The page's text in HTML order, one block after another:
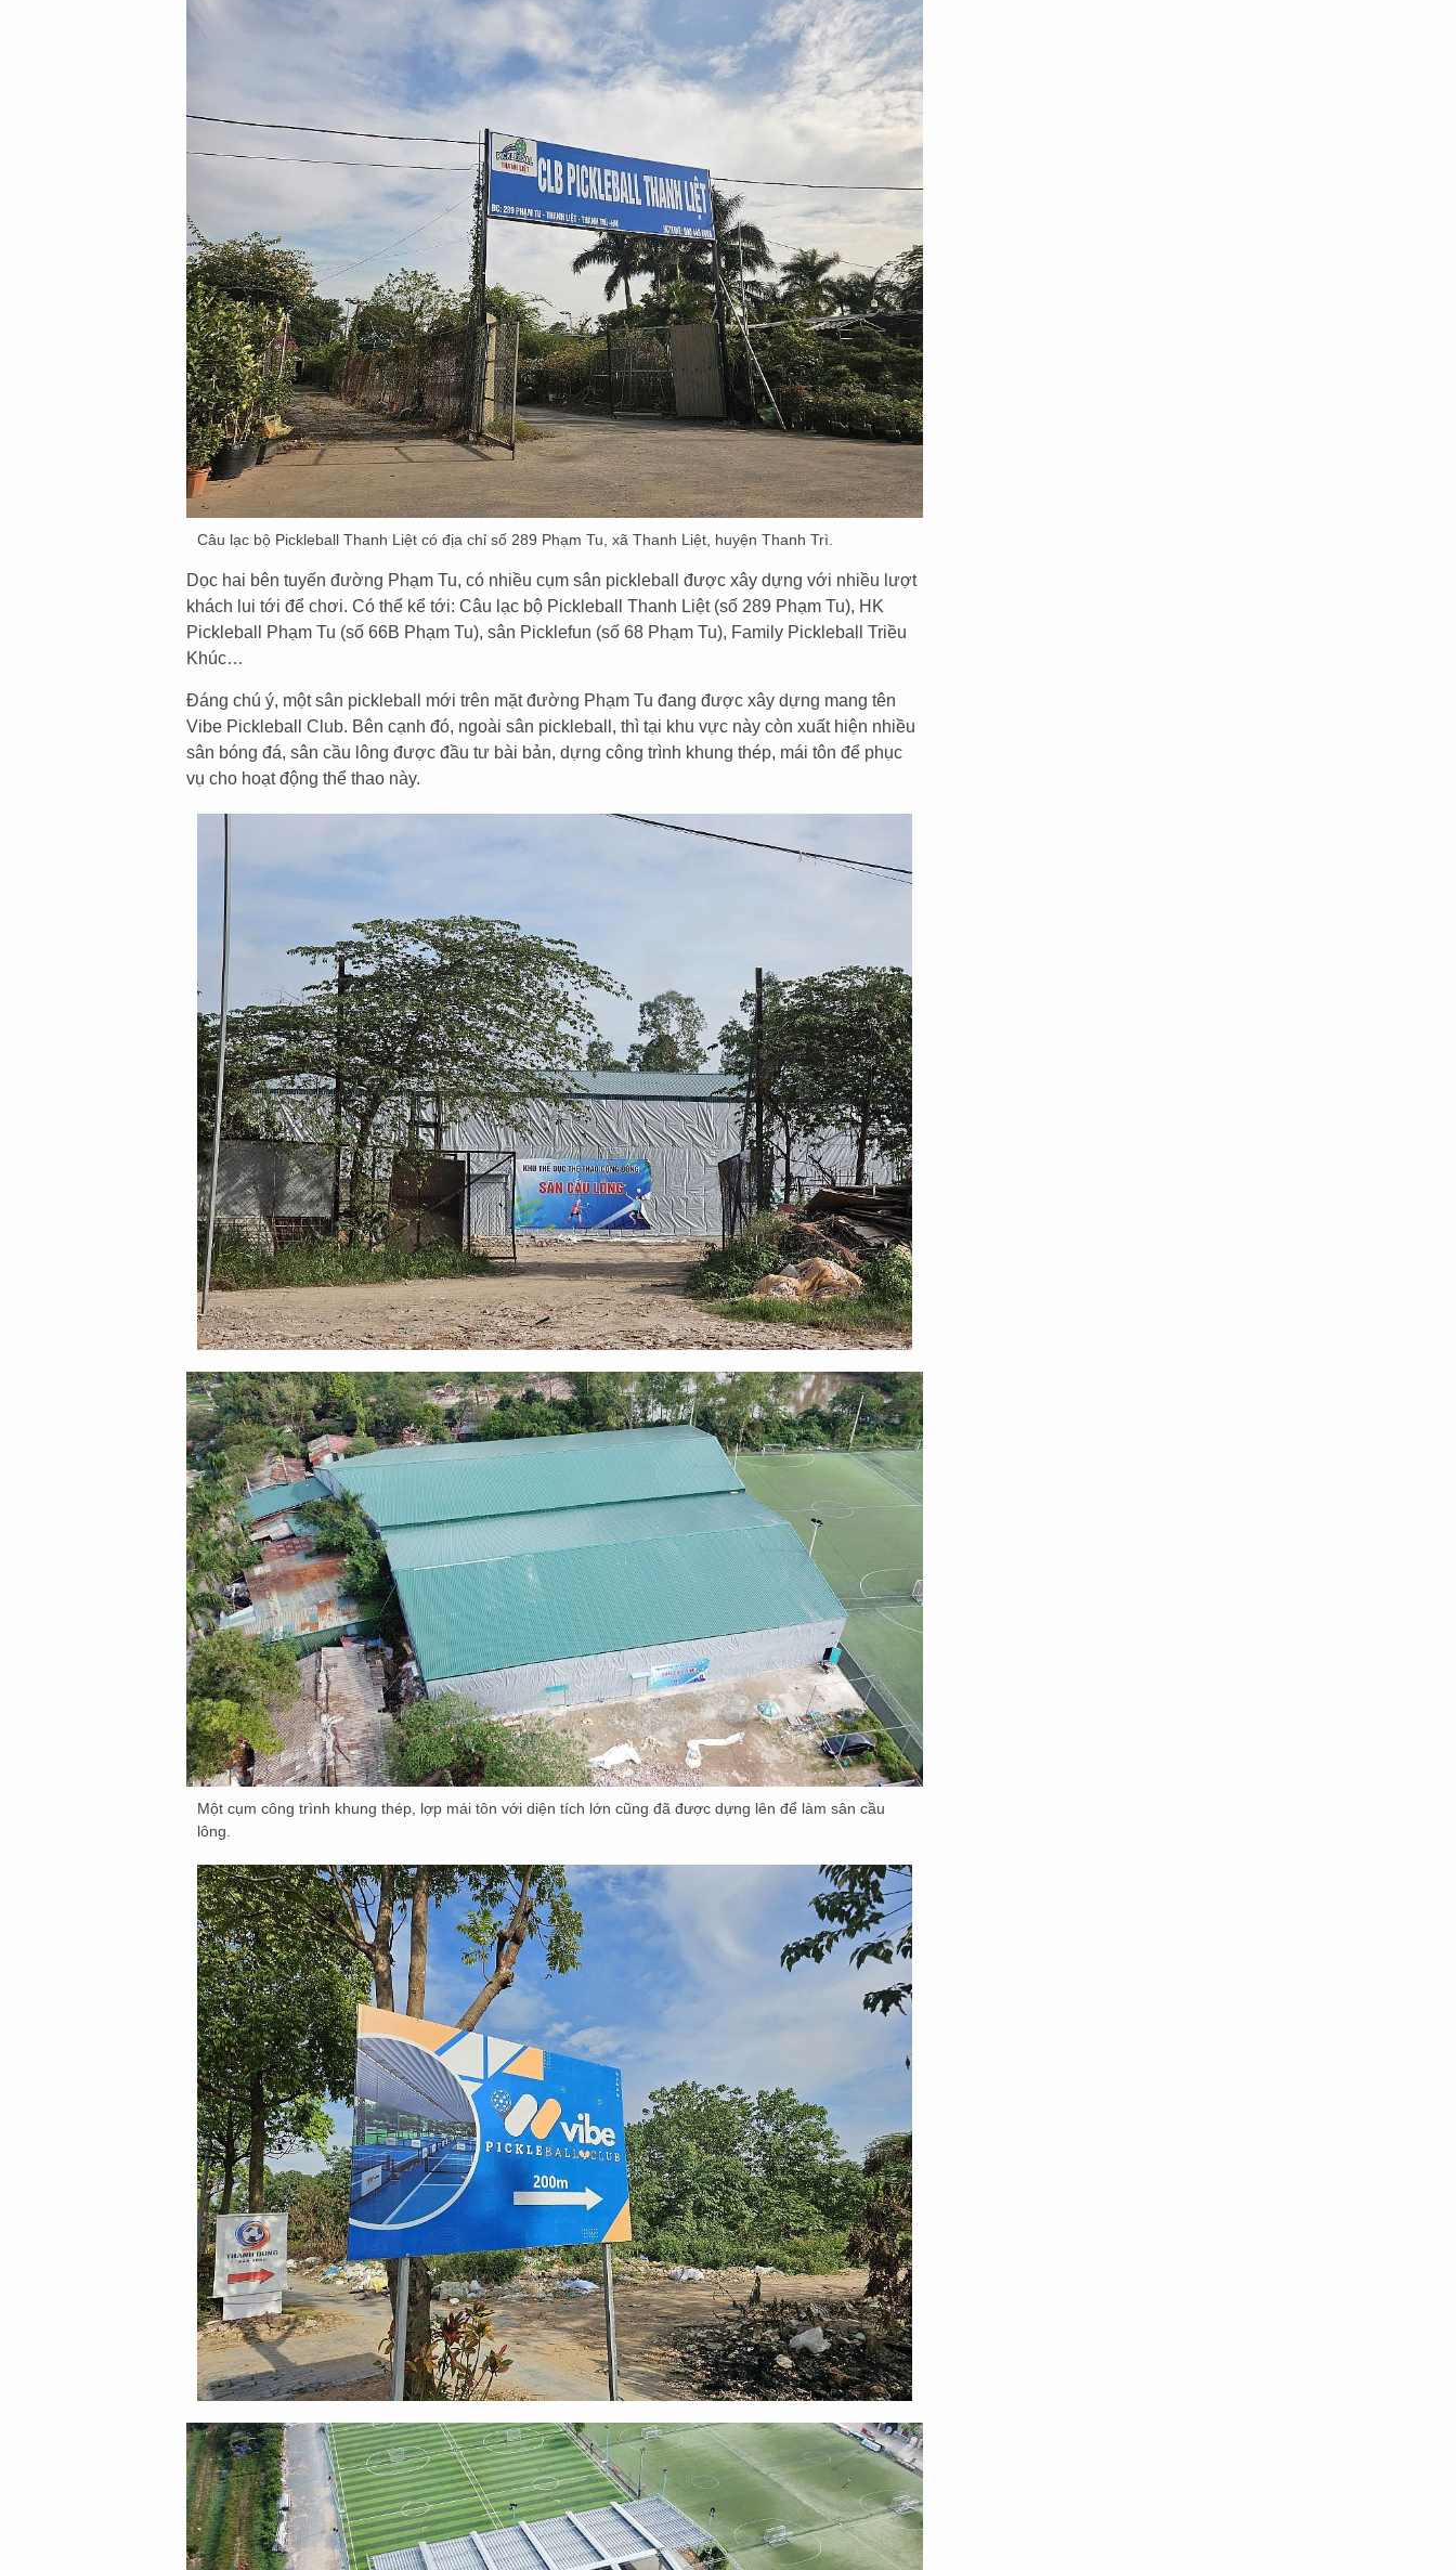
Câu lạc bộ Pickleball Thanh Liệt có địa chỉ số 289 Phạm Tu, xã Thanh Liệt, huyện Thanh Trì.
Dọc hai bên tuyến đường Phạm Tu, có nhiều cụm sân pickleball được xây dựng với nhiều lượt
khách lui tới để chơi. Có thể kể tới: Câu lạc bộ Pickleball Thanh Liệt (số 289 Phạm Tu), HK
Pickleball Phạm Tu (số 66B Phạm Tu), sân Picklefun (số 68 Phạm Tu), Family Pickleball Triều
Khúc…
Đáng chú ý, một sân pickleball mới trên mặt đường Phạm Tu đang được xây dựng mang tên
Vibe Pickleball Club. Bên cạnh đó, ngoài sân pickleball, thì tại khu vực này còn xuất hiện nhiều
sân bóng đá, sân cầu lông được đầu tư bài bản, dựng công trình khung thép, mái tôn để phục
vụ cho hoạt động thể thao này.
Một cụm công trình khung thép, lợp mái tôn với diện tích lớn cũng đã được dựng lên để làm sân cầu
lông.